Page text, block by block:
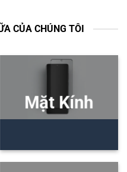
CỦA CHÚNG TÔI
Mặt Kính